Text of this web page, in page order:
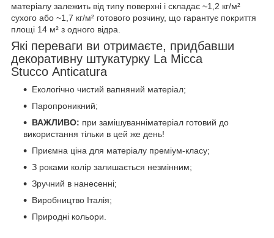
матеріалу залежить від типу поверхні і складає ~1,2 кг/м²
сухого або ~1,7 кг/м² готового розчину, що гарантує покриття
площі 14 м² з одного відра.
Які переваги ви отримаєте, придбавши
декоративну штукатурку La Micca
Stucco Anticatura
Екологічно чистий вапняний матеріал;
Паропроникний;
ВАЖЛИВО: при замішуванніматеріал готовий до
використання тільки в цей же день!
Приємна ціна для матеріалу преміум-класу;
З роками колір залишається незмінним;
Зручний в нанесенні;
Виробництво Італія;
Природні кольори.